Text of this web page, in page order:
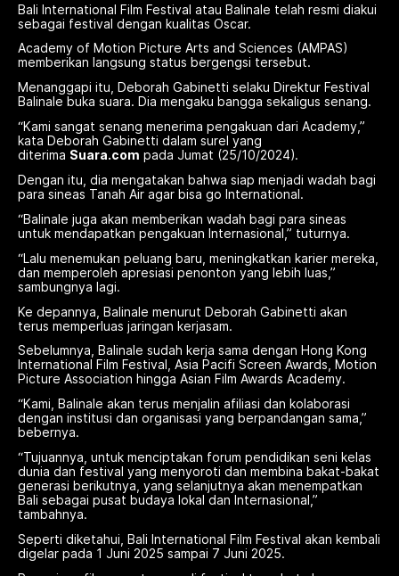
Bali International Film Festival atau Balinale telah resmi diakui
sebagai festival dengan kualitas Oscar.
Academy of Motion Picture Arts and Sciences (AMPAS)
memberikan langsung status bergengsi tersebut.
Menanggapi itu, Deborah Gabinetti selaku Direktur Festival
Balinale buka suara. Dia mengaku bangga sekaligus senang.
“Kami sangat senang menerima pengakuan dari Academy,”
kata Deborah Gabinetti dalam surel yang
diterima Suara.com pada Jumat (25/10/2024).
Dengan itu, dia mengatakan bahwa siap menjadi wadah bagi
para sineas Tanah Air agar bisa go International.
“Balinale juga akan memberikan wadah bagi para sineas
untuk mendapatkan pengakuan Internasional,” tuturnya.
“Lalu menemukan peluang baru, meningkatkan karier mereka,
dan memperoleh apresiasi penonton yang lebih luas,”
sambungnya lagi.
Ke depannya, Balinale menurut Deborah Gabinetti akan
terus memperluas jaringan kerjasam.
Sebelumnya, Balinale sudah kerja sama dengan Hong Kong
International Film Festival, Asia Pacifi Screen Awards, Motion
Picture Association hingga Asian Film Awards Academy.
“Kami, Balinale akan terus menjalin afiliasi dan kolaborasi
dengan institusi dan organisasi yang berpandangan sama,”
bebernya.
“Tujuannya, untuk menciptakan forum pendidikan seni kelas
dunia dan festival yang menyoroti dan membina bakat-bakat
generasi berikutnya, yang selanjutnya akan menempatkan
Bali sebagai pusat budaya lokal dan Internasional,”
tambahnya.
Seperti diketahui, Bali International Film Festival akan kembali
digelar pada 1 Juni 2025 sampai 7 Juni 2025.